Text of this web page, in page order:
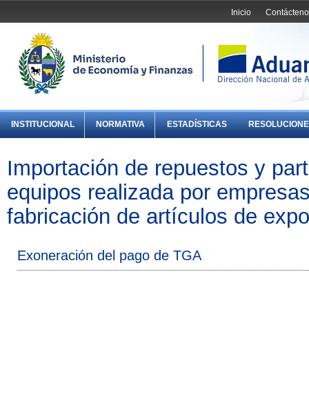
Inicio
INSTITUCIONAL NORMATIVA ESTADÍSTICAS
Importación de repuestos y
equipos realizada por
fabricación de artículos de
Exoneración del pago de TGA